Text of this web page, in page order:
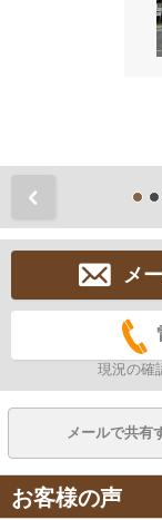
メ
現況の確
メールで共有
お客様の声